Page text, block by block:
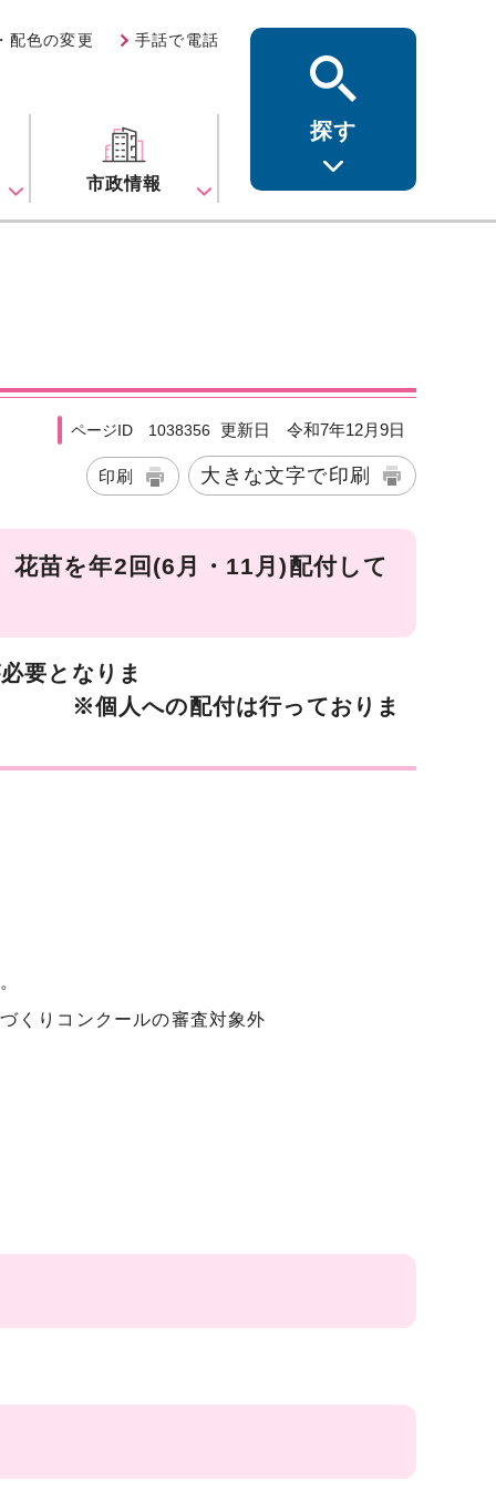
配色の変更 手話で電話
市政情報
探す
ページID 1038356 更新日 令和7年12月9日
印刷 大きな文字で印刷
花苗を年2回(6月・11月)配付して
要となりま
行っておりま
くりコンクールの審査対象外